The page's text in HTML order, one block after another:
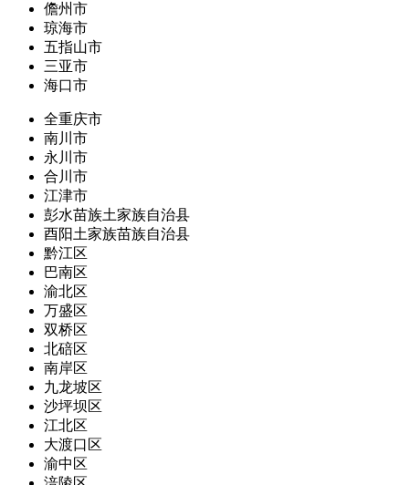
儋州市
琼海市
五指山市
三亚市
海口市
全重庆市
南川市
永川市
合川市
江津市
彭水苗族土家族自治县
酉阳土家族苗族自治县
黔江区
巴南区
渝北区
万盛区
双桥区
北碚区
南岸区
九龙坡区
沙坪坝区
江北区
大渡口区
渝中区